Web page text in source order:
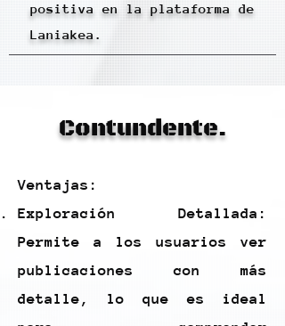
positiva en la plataforma de
Laniakea.
Contundente.
Ventajas:
Exploración Detallada:
Permite a los usuarios ver
publicaciones con más
detalle, lo que es ideal